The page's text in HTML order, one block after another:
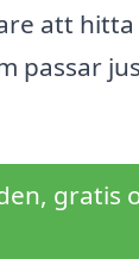
att hitta
passar
gratis